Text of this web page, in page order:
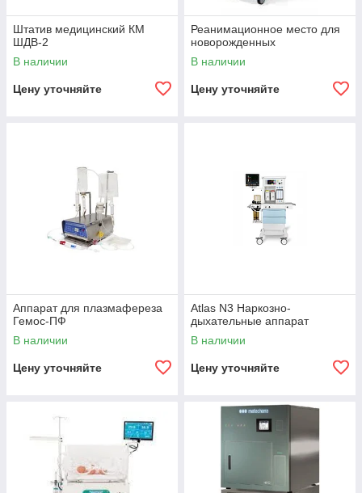
Штатив медицинский КМ
ШДВ-2
В наличии
Цену уточняйте
Реанимационное место для
новорожденных
В наличии
Цену уточняйте
Аппарат для плазмафереза
Гемос-ПФ
В наличии
Цену уточняйте
Atlas N3 Наркозно-
дыхательные аппарат
В наличии
Цену уточняйте